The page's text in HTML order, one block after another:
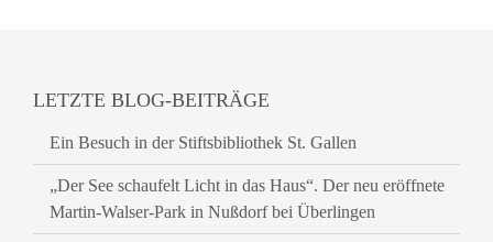
LETZTE BLOG-BEITRÄGE
Ein Besuch in der Stiftsbibliothek St. Gallen
„Der See schaufelt Licht in das Haus“. Der neu eröffnete
Martin-Walser-Park in Nußdorf bei Überlingen